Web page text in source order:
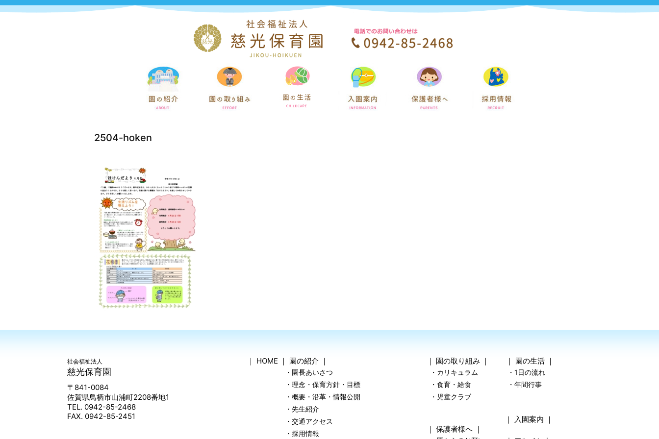
2504-hoken
社会福祉法人
慈光保育園
〒841-0084
佐賀県鳥栖市山浦町2208番地1
TEL. 0942-85-2468
FAX. 0942-85-2451
｜ HOME ｜ 園の紹介 ｜
・園長あいさつ
・理念・保育方針・目標
・概要・沿革・情報公開
・先生紹介
・交通アクセス
・採用情報
｜ 園の取り組み ｜ ｜ 園の生活 ｜
・カリキュラム
・1日の流れ
・食育・給食
・年間行事
・児童クラブ
｜ 入園案内 ｜
｜保護者様へ ｜